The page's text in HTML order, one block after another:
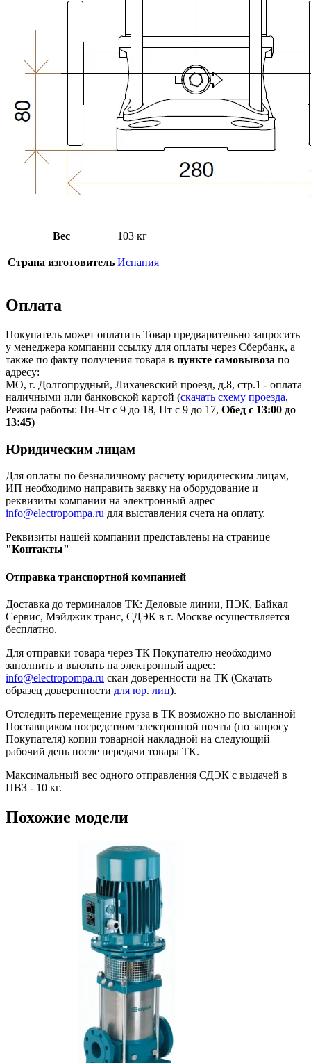
Вес 103 кг
Страна изготовитель Испания
Оплата
Покупатель может оплатить Товар предварительно запросить
у менеджера компании ссылку для оплаты через Сбербанк, а
также по факту получения товара в пункте самовывоза по
адресу:
МО, г. Долгопрудный, Лихачевский проезд, д.8, стр.1 - оплата
наличными или банковской картой (скачать схему проезда,
Режим работы: Пн-Чт с 9 до 18, Пт с 9 до 17, Обед с 13:00 до
13:45)
Юридическим лицам
Для оплаты по безналичному расчету юридическим лицам,
ИП необходимо направить заявку на оборудование и
реквизиты компании на электронный адрес
info@electropompa.ru для выставления счета на оплату.
Реквизиты нашей компании представлены на странице
"Контакты"
Отправка транспортной компанией
Доставка до терминалов ТК: Деловые линии, ПЭК, Байкал
Сервис, Мэйджик транс, СДЭК в г. Москве осуществляется
бесплатно.
Для отправки товара через ТК Покупателю необходимо
заполнить и выслать на электронный адрес:
info@electropompa.ru скан доверенности на ТК (Скачать
образец доверенности для юр. лиц).
Отследить перемещение груза в ТК возможно по высланной
Поставщиком посредством электронной почты (по запросу
Покупателя) копии товарной накладной на следующий
рабочий день после передачи товара ТК.
Максимальный вес одного отправления СДЭК с выдачей в
ПВЗ - 10 кг.
Похожие модели